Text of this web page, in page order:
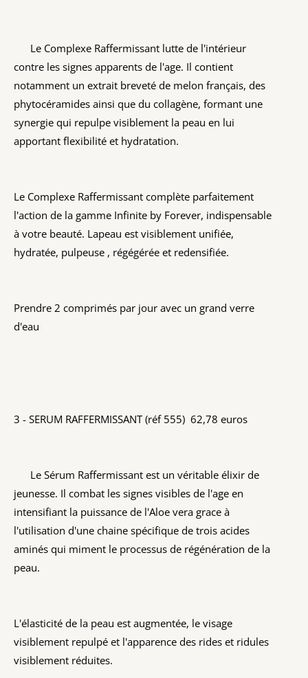
Le Complexe Raffermissant lutte de l'intérieur
contre les signes apparents de l'age. Il contient
notamment un extrait breveté de melon français, des
phytocéramides ainsi que du collagène, formant une
synergie qui repulpe visiblement la peau en lui
apportant flexibilité et hydratation.
Le Complexe Raffermissant complète parfaitement
l'action de la gamme Infinite by Forever, indispensable
à votre beauté. Lapeau est visiblement unifiée,
hydratée, pulpeuse , régégérée et redensifiée.
Prendre 2 comprimés par jour avec un grand verre
d'eau
3 - SERUM RAFFERMISSANT (réf 555) 62,78 euros
Le Sérum Raffermissant est un véritable élixir de
jeunesse. Il combat les signes visibles de l'age en
intensifiant la puissance de l'Aloe vera grace à
l'utilisation d'une chaine spécifique de trois acides
aminés qui miment le processus de régénération de la
peau.
L'élasticité de la peau est augmentée, le visage
visiblement repulpé et l'apparence des rides et ridules
visiblement réduites.